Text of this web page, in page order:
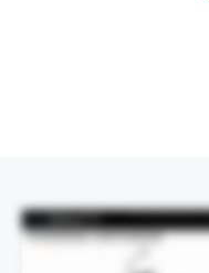
This video demonstrates the